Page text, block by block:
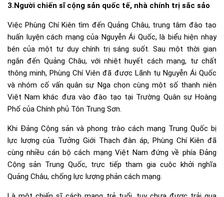
3.Người chiến sĩ cộng sản quốc tế, nhà chính trị sắc sảo
Việc Phùng Chí Kiên tìm đến Quảng Châu, trung tâm đào tạo
huấn luyện cách mạng của Nguyễn Ái Quốc, là biểu hiện nhạy
bén của một tư duy chính trị sáng suốt. Sau một thời gian
ngắn đến Quảng Châu, với nhiệt huyết cách mạng, tư chất
thông minh, Phùng Chí Viên đã được Lãnh tụ Nguyễn Ái Quốc
và nhóm cố vấn quân sự Nga chọn cùng một số thanh niên
Việt Nam khác đưa vào đào tạo tại Trường Quân sự Hoàng
Phố của Chính phủ Tôn Trung Sơn.
Khi Đảng Cộng sản và phong trào cách mạng Trung Quốc bị
lực lượng của Tưởng Giới Thạch đàn áp, Phùng Chí Kiên đã
cùng nhiều cán bộ cách mạng Việt Nam đứng về phía Đảng
Cộng sản Trung Quốc, trực tiếp tham gia cuộc khởi nghĩa
Quảng Châu, chống lực lượng phản cách mạng.